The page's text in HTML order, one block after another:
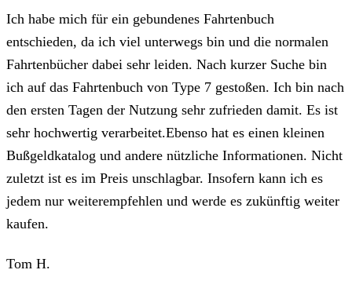
Ich habe mich für ein gebundenes Fahrtenbuch
entschieden, da ich viel unterwegs bin und die normalen
Fahrtenbücher dabei sehr leiden. Nach kurzer Suche bin
ich auf das Fahrtenbuch von Type 7 gestoßen. Ich bin nach
den ersten Tagen der Nutzung sehr zufrieden damit. Es ist
sehr hochwertig verarbeitet.Ebenso hat es einen kleinen
Bußgeldkatalog und andere nützliche Informationen. Nicht
zuletzt ist es im Preis unschlagbar. Insofern kann ich es
jedem nur weiterempfehlen und werde es zukünftig weiter
kaufen.
Tom H.